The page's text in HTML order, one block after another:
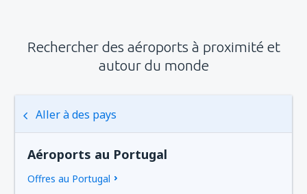
Rechercher des aéroports à proximité et
autour du monde
Aller à des pays
Aéroports au Portugal
Offres au Portugal